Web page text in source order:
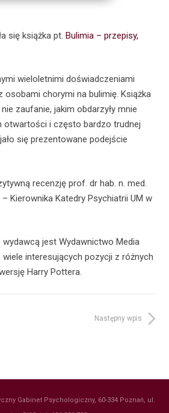
się książka pt. Bulimia – przepisy,
wieloletnimi doświadczeniami
osobami chorymi na bulimię. Książka
zaufanie, jakim obdarzyły mnie
otwartości i często bardzo trudnej
się prezentowane podejście
recenzję prof. dr hab. n. med.
Kierownika Katedry Psychiatrii UM w
jest Wydawnictwo Media
wiele interesujących pozycji z różnych
Harry Pottera.
Następny wpis
Gabinet Psychologiczny, 60-334 Poznań, ul.